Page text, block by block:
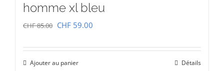
homme xl bleu
CHF85.00 Le
CHF 59.00
Ajouter au panier Détails